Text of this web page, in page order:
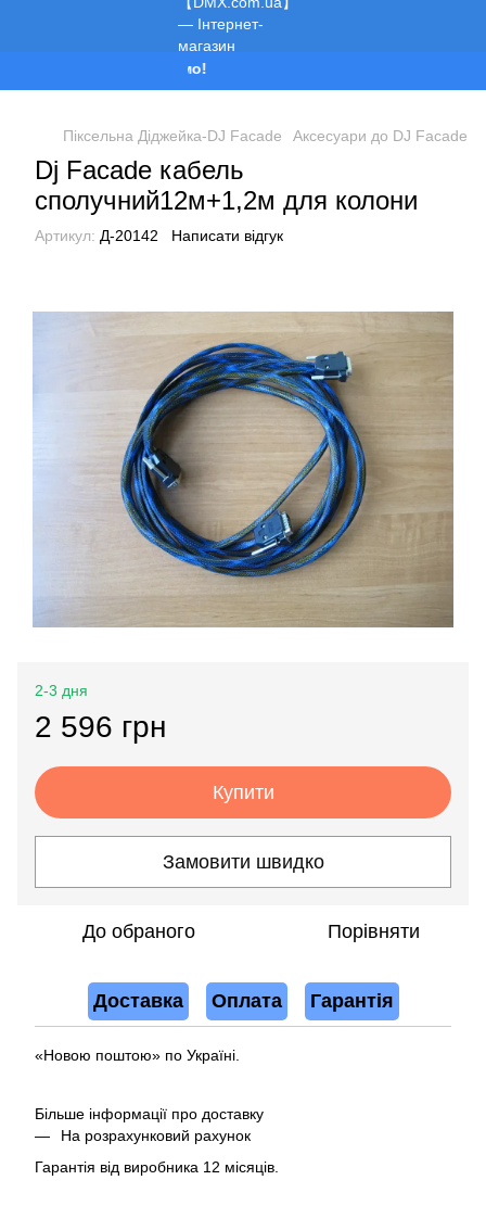
Піксельна Діджейка-DJ Facade Аксесуари до DJ Facade
Dj Facade кабель
сполучний12м+1,2м для колони
Артикул: Д-20142 Написати відгук
2-3 дня
2 596 грн
Купити
Замовити швидко
До обраного Порівняти
Доставка Оплата Гарантія
«Новою поштою» по Україні.
Більше інформації про доставку
На розрахунковий рахунок
Гарантія від виробника 12 місяців.